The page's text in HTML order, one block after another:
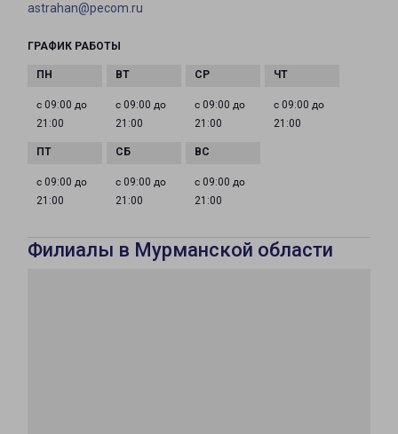
astrahan@pecom.ru
ГРАФИК РАБОТЫ
с 09:00 до
21:00
с 09:00 до
21:00
с 09:00 до
21:00
с 09:00 до
21:00
с 09:00 до
21:00
с 09:00 до
21:00
с 09:00 до
21:00
Филиалы в Мурманской области